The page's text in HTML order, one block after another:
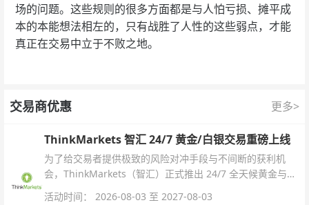
场的问题。这些规则的很多方面都是与人怕亏损、摊平成
本的本能想法相左的，只有战胜了人性的这些弱点，才能
真正在交易中立于不败之地。
交易商优惠 更多>
ThinkMarkets 智汇 24/7 黄金/白银交易重磅上线
为了给交易者提供极致的风险对冲手段与不间断的获利机
会，ThinkMarkets（智汇）正式推出 24/7 全天候黄金与白
活动时间： 2026-08-03 至 2027-08-03